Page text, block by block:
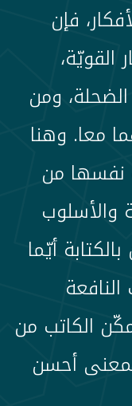
فإن
القويّة،
الضحلة، ومن
معا. وهنا
نفسها من
والأسلوب
أيّما
الكاتب من
أحسن